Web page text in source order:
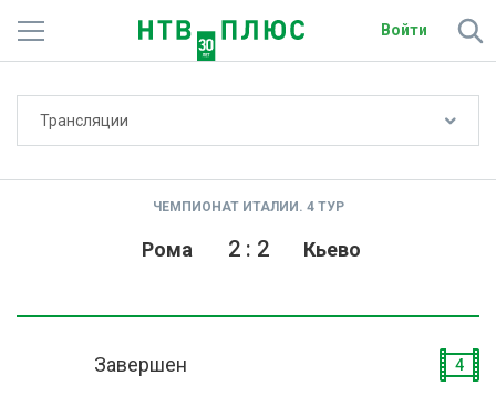
Войти
Трансляции
ЧЕМПИОНАТ ИТАЛИИ. 4 ТУР
Рома Кьево
2: 2
Завершен 4